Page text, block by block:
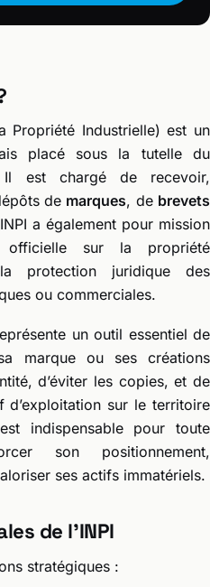
Propriété Industrielle) est un
placé sous la tutelle du
Il est chargé de recevoir,
de marques, de brevets
a également pour mission
officielle sur la propriété
protection juridique des
ou commerciales.
un outil essentiel de
marque ou ses créations
d’éviter les copies, et de
d’exploitation sur le territoire
indispensable pour toute
son positionnement,
ses actifs immatériels.
de l’INPI
stratégiques :